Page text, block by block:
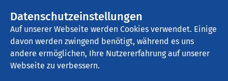
Datenschutzeinstellungen
Auf unserer Webseite werden Cookies verwendet. Einige
davon werden zwingend benötigt, während es uns
andere ermöglichen, Ihre Nutzererfahrung auf unserer
Webseite zu verbessern.
AMEOS Poliklinikum Bernburg